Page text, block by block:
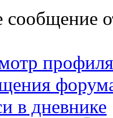
сообщение
профиля
в дневнике